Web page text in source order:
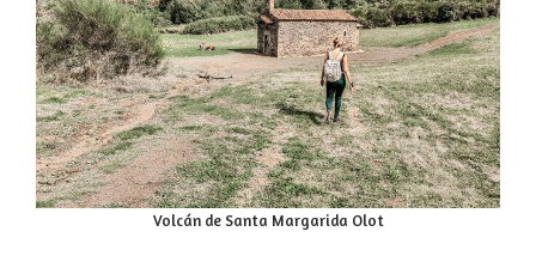
Volcán de Santa Margarida Olot